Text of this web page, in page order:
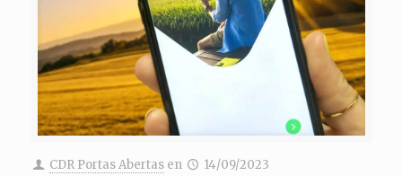
CDR Portas Abertas en 14/09/2023